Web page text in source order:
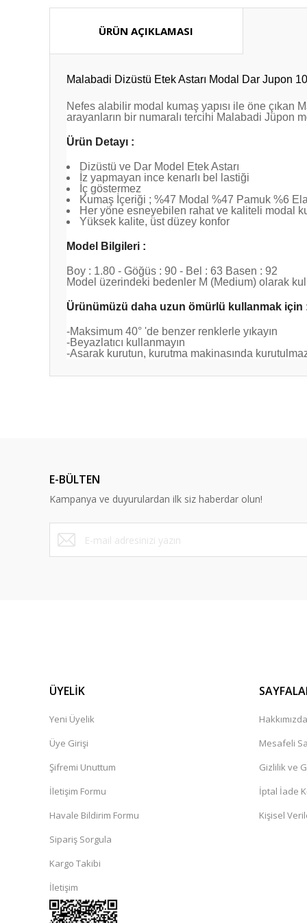
ÜRÜN AÇIKLAMASI
Malabadi Dizüstü Etek Astarı Modal Dar Jupon
Nefes alabilir modal kumaş yapısı ile öne çıkan
arayanların bir numaralı tercihi Malabadi Jüpon
Ürün Detayı :
Dizüstü ve Dar Model Etek Astarı
İz yapmayan ince kenarlı bel lastiği
İç göstermez
Kumaş İçeriği ; %47 Modal %47 Pamuk %6
Her yöne esneyebilen rahat ve kaliteli modal
Yüksek kalite, üst düzey konfor
Model Bilgileri :
Boy : 1.80 - Göğüs : 90 - Bel : 63 Basen : 92
Model üzerindeki bedenler M (Medium) olarak
Ürünümüzü daha uzun ömürlü kullanmak için
-Maksimum 40° 'de benzer renklerle yıkayın
-Beyazlatıcı kullanmayın
-Asarak kurutun, kurutma makinasında
Ürün bilgilerinde hatalar bulunuyor.
Ürün fiyatı diğer sitelerden daha pahalı.
Bu ürüne benzer farklı alternatifler olmalı.
E-BÜLTEN
Kampanya ve duyurulardan ilk siz haberdar olun!
ÜYELİK
Yeni Üyelik
Üye Girişi
Şifremi Unuttum
İletişim Formu
Havale Bildirim Formu
Sipariş Sorgula
Kargo Takibi
İletişim
Hakkımızda
Mesafeli
Gizlilik ve
İptal İade
Kişisel